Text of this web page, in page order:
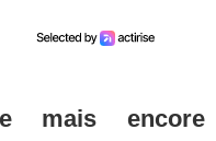
mais encore